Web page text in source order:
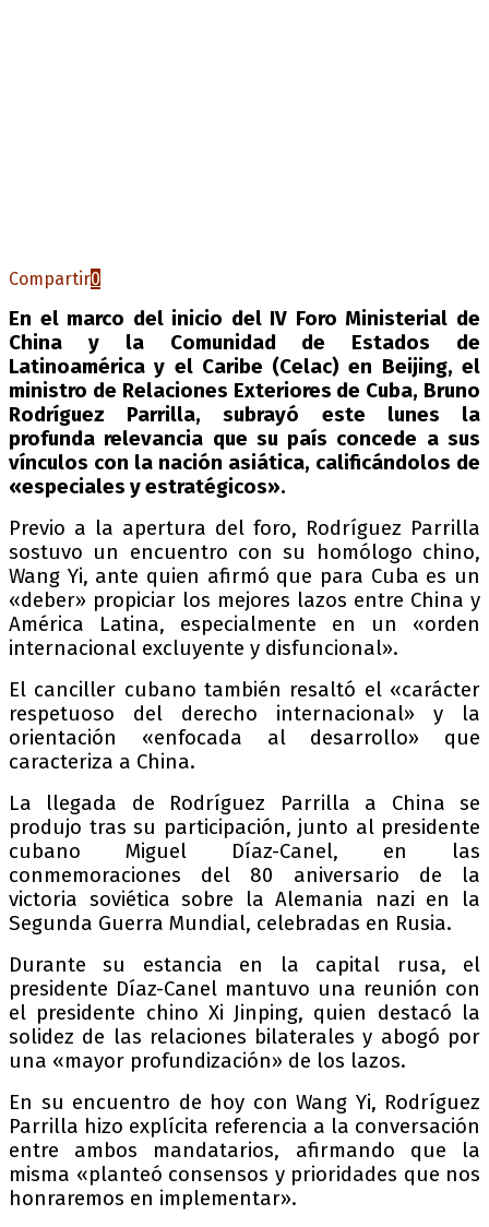
Compartir0
En el marco del inicio del IV Foro Ministerial de
China y la Comunidad de Estados de
Latinoamérica y el Caribe (Celac) en Beijing, el
ministro de Relaciones Exteriores de Cuba, Bruno
Rodríguez Parrilla, subrayó este lunes la
profunda relevancia que su país concede a sus
vínculos con la nación asiática, calificándolos de
«especiales y estratégicos».
Previo a la apertura del foro, Rodríguez Parrilla
sostuvo un encuentro con su homólogo chino,
Wang Yi, ante quien afirmó que para Cuba es un
«deber» propiciar los mejores lazos entre China y
América Latina, especialmente en un «orden
internacional excluyente y disfuncional».
El canciller cubano también resaltó el «carácter
respetuoso del derecho internacional» y la
orientación «enfocada al desarrollo» que
caracteriza a China.
La llegada de Rodríguez Parrilla a China se
produjo tras su participación, junto al presidente
cubano Miguel Díaz-Canel, en las
conmemoraciones del 80 aniversario de la
victoria soviética sobre la Alemania nazi en la
Segunda Guerra Mundial, celebradas en Rusia.
Durante su estancia en la capital rusa, el
presidente Díaz-Canel mantuvo una reunión con
el presidente chino Xi Jinping, quien destacó la
solidez de las relaciones bilaterales y abogó por
una «mayor profundización» de los lazos.
En su encuentro de hoy con Wang Yi, Rodríguez
Parrilla hizo explícita referencia a la conversación
entre ambos mandatarios, afirmando que la
misma «planteó consensos y prioridades que nos
honraremos en implementar».